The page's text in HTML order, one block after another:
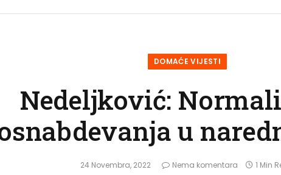
DOMAĆE VIJESTI
Nedeljković:
u
24 Novembra, 2022 Nema komentara 1 Min